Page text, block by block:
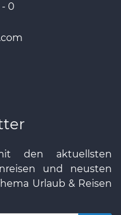
0
den aktuellsten
und neusten
Urlaub & Reisen